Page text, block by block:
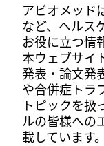
アビオメッド
など、ヘルス
お役に立つ情
本ウェブサイ
発表・論文発
や合併症トラ
トピックを扱
ルの皆様への
載しています。